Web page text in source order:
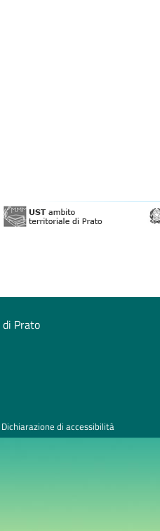
Prato
Dichiarazione di accessibilità